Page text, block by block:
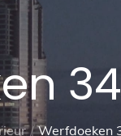
Werfdoeken